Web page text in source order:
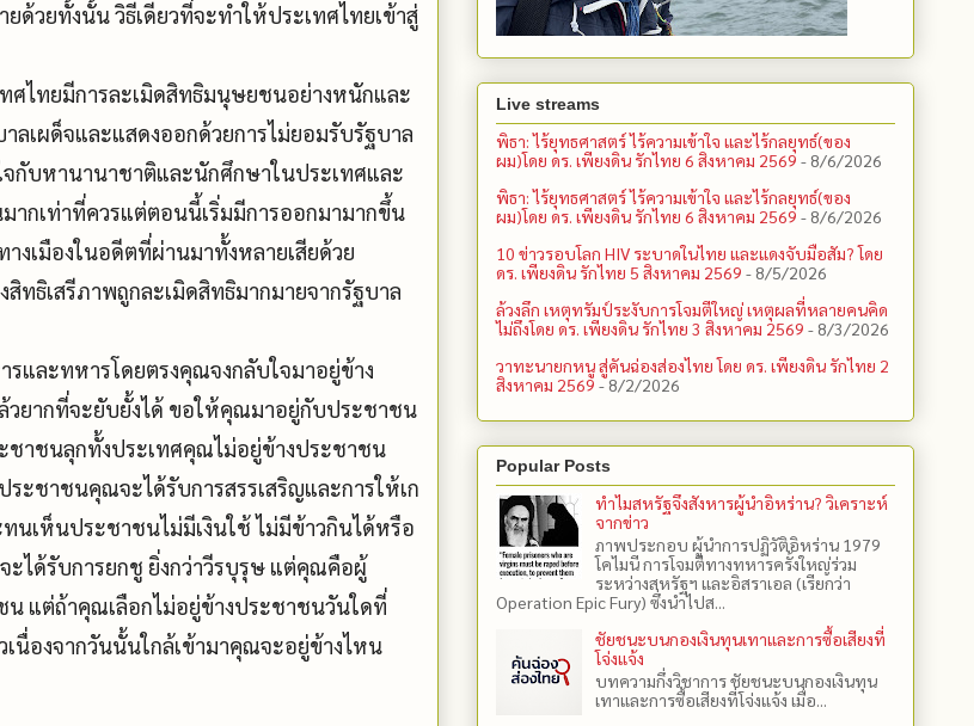
ด้วยทั้งนั้น วิธีเดียวที่จะทำให้ประเทศไทยเข้าสู่
ศไทยมีการละเมิดสิทธิมนุษยชนอย่างหนักและ
เผด็จและแสดงออกด้วยการไม่ยอมรับรัฐบาล
กับหานานาชาติและนักศึกษาในประเทศและ
ากเท่าที่ควรแต่ตอนนี้เริ่มมีการออกมามากขึ้น
งเมืองในอดีตที่ผ่านมาทั้งหลายเสียด้วย
ทธิเสรีภาพถูกละเมิดสิทธิมากมายจากรัฐบาล
ละทหารโดยตรงคุณจงกลับใจมาอยู่ข้าง
ยากที่จะยับยั้งได้ ขอให้คุณมาอยู่กับประชาชน
าชนลุกทั้งประเทศคุณไม่อยู่ข้างประชาชน
ชาชนคุณจะได้รับการสรรเสริญและการให้เก
เห็นประชาชนไม่มีเงินใช้ ไม่มีข้าวกินได้หรือ
ได้รับการยกชู ยิ่งกว่าวีรบุรุษ แต่คุณคือผู้
แต่ถ้าคุณเลือกไม่อยู่ข้างประชาชนวันใดที่
องจากวันนั้นใกล้เข้ามาคุณจะอยู่ข้างไหน
Live streams
พิธา: ไร้ยุทธศาสตร์ ไร้ความเข้าใจ และไร้กลยุทธ์(ของ
ผม)โดย ดร. เพียงดิน รักไทย 6 สิงหาคม 2569 - 8/6/2026
พิธา: ไร้ยุทธศาสตร์ ไร้ความเข้าใจ และไร้กลยุทธ์(ของ
ผม)โดย ดร. เพียงดิน รักไทย 6 สิงหาคม 2569 - 8/6/2026
10 ข่าวรอบโลก HIV ระบาดในไทย และแดงจับมือสัม? โดย
ดร. เพียงดิน รักไทย 5 สิงหาคม 2569 - 8/5/2026
ล้วงลึก เหตุทรัมป์ระงับการโจมตีใหญ่ เหตุผลที่หลายคนคิด
ไม่ถึงโดย ดร. เพียงดิน รักไทย 3 สิงหาคม 2569 - 8/3/2026
วาทะนายกหนู สู่คันฉ่องส่องไทย โดย ดร. เพียงดิน รักไทย 2
สิงหาคม 2569 - 8/2/2026
Popular Posts
ทำไมสหรัฐจึงสังหารผู้นำอิหร่าน? วิเคราะห์
จากข่าว
ภาพประกอบ ผู้นำการปฏิวัติอิหร่าน 1979
โคไมนี การโจมตีทางทหารครั้งใหญ่ร่วม
ระหว่างสหรัฐฯ และอิสราเอล (เรียกว่า
Operation Epic Fury) ซึ่งนำไปส...
ชัยชนะบนกองเงินทุนเทาและการซื้อเสียงที่
โจ่งแจ้ง
บทความกึ่งวิชาการ ชัยชนะบนกองเงินทุน
เทาและการซื้อเสียงที่โจ่งแจ้ง เมื่อ...